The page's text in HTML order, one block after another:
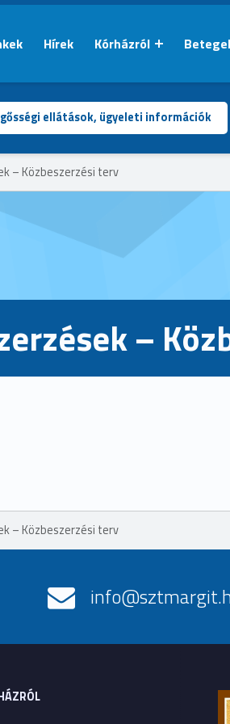
Hírek Kórházról
ellátások, ügyeleti információk
– Közbeszerzési terv
–
– Közbeszerzési terv